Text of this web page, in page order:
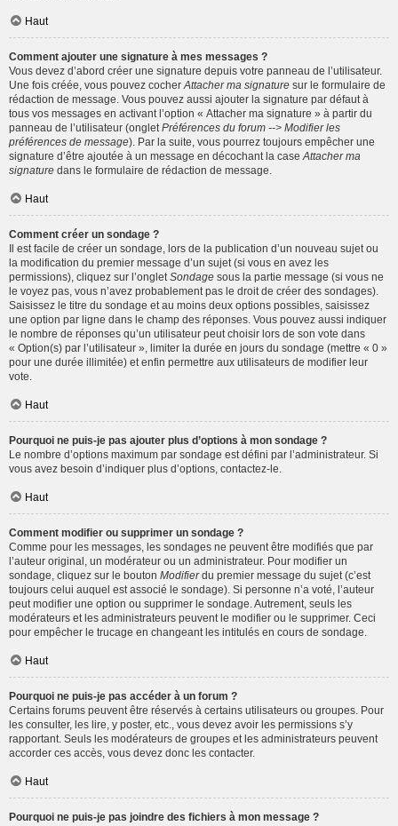
Haut
Comment ajouter une signature à mes messages ?
Vous devez d’abord créer une signature depuis votre panneau de l’utilisateur.
Une fois créée, vous pouvez cocher Attacher ma signature sur le formulaire de
rédaction de message. Vous pouvez aussi ajouter la signature par défaut à
tous vos messages en activant l’option « Attacher ma signature » à partir du
panneau de l’utilisateur (onglet Préférences du forum --> Modifier les
préférences de message). Par la suite, vous pourrez toujours empêcher une
signature d’être ajoutée à un message en décochant la case Attacher ma
signature dans le formulaire de rédaction de message.
Haut
Comment créer un sondage ?
Il est facile de créer un sondage, lors de la publication d’un nouveau sujet ou
la modification du premier message d’un sujet (si vous en avez les
permissions), cliquez sur l’onglet Sondage sous la partie message (si vous ne
le voyez pas, vous n’avez probablement pas le droit de créer des sondages).
Saisissez le titre du sondage et au moins deux options possibles, saisissez
une option par ligne dans le champ des réponses. Vous pouvez aussi indiquer
le nombre de réponses qu’un utilisateur peut choisir lors de son vote dans
« Option(s) par l’utilisateur », limiter la durée en jours du sondage (mettre « 0 »
pour une durée illimitée) et enfin permettre aux utilisateurs de modifier leur
vote.
Haut
Pourquoi ne puis-je pas ajouter plus d’options à mon sondage ?
Le nombre d’options maximum par sondage est défini par l’administrateur. Si
vous avez besoin d’indiquer plus d’options, contactez-le.
Haut
Comment modifier ou supprimer un sondage ?
Comme pour les messages, les sondages ne peuvent être modifiés que par
l’auteur original, un modérateur ou un administrateur. Pour modifier un
sondage, cliquez sur le bouton Modifierdu premier message du sujet (c’est
toujours celui auquel est associé le sondage). Si personne n’a voté, l’auteur
peut modifier une option ou supprimer le sondage. Autrement, seuls les
modérateurs et les administrateurs peuvent le modifier ou le supprimer. Ceci
pour empêcher le trucage en changeant les intitulés en cours de sondage.
Haut
Pourquoi ne puis-je pas accéder à un forum ?
Certains forums peuvent être réservés à certains utilisateurs ou groupes. Pour
les consulter, les lire, y poster, etc., vous devez avoir les permissions s’y
rapportant. Seuls les modérateurs de groupes et les administrateurs peuvent
accorder ces accès, vous devez donc les contacter.
Haut
Pourquoi ne puis-je pas joindre des fichiers à mon message ?